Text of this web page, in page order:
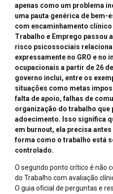
apenas como um problema
uma pauta genérica de bem-
com encaminhamento
Trabalho e Emprego passou
risco psicossociais
expressamente no GRO e no
ocupacionais a partir de 26
governo inclui, entre os
situações como metas
falta de apoio, falhas de
organização do trabalho que
adoecimento. Isso significa
em burnout, ela precisa
forma como o trabalho está
controlado.
O segundo ponto crítico é não
do Trabalho com avaliação
O guia oficial de perguntas e